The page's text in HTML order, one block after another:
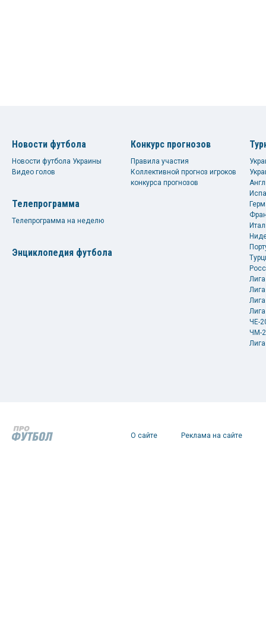
Новости футбола
Новости футбола Украины
Видео голов
Телепрограмма
Телепрограмма на неделю
Энциклопедия футбола
Конкурс прогнозов
Правила участия
Коллективной прогноз игроков
конкурса прогнозов
ЧЕ-
ЧМ-
О сайте Реклама на сайте